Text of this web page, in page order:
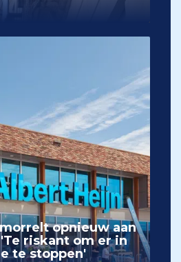
opnieuw aan
riskant om er in
te stoppen'